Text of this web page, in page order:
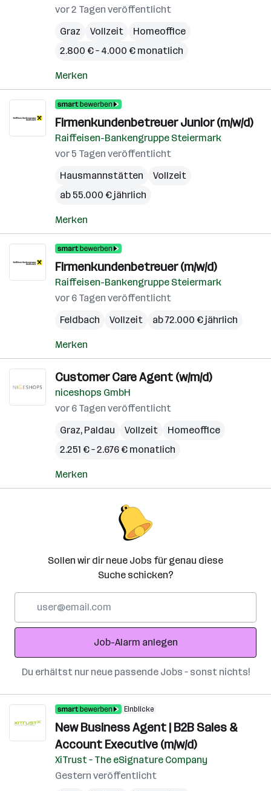
vor 2 Tagen veröffentlicht
Graz
Vollzeit
Homeoffice
2.800 € – 4.000 € monatlich
Merken
Firmenkundenbetreuer Junior (m/w/d)
Raiffeisen-Bankengruppe Steiermark
vor 5 Tagen veröffentlicht
Hausmannstätten
Vollzeit
ab 55.000 € jährlich
Merken
Firmenkundenbetreuer (m/w/d)
Raiffeisen-Bankengruppe Steiermark
vor 6 Tagen veröffentlicht
Feldbach
Vollzeit ab 72.000 € jährlich
Merken
Customer Care Agent (w/m/d)
niceshops GmbH
vor 6 Tagen veröffentlicht
Graz, Paldau Vollzeit
Homeoffice
2.251 € – 2.676 € monatlich
Merken
Sollen wir dir neue Jobs für genau diese
Suche schicken?
Adresse
Job-Alarm anlegen
Du erhältst nur neue passende Jobs – sonst nichts!
Einblicke
New Business Agent | B2B Sales &
Account Executive (m/w/d)
XiTrust – The eSignature Company
Gestern veröffentlicht